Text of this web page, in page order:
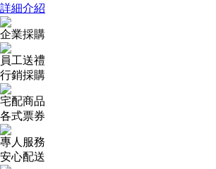
詳細介紹
企業採購
員工送禮
行銷採購
宅配商品
各式票券
專人服務
安心配送